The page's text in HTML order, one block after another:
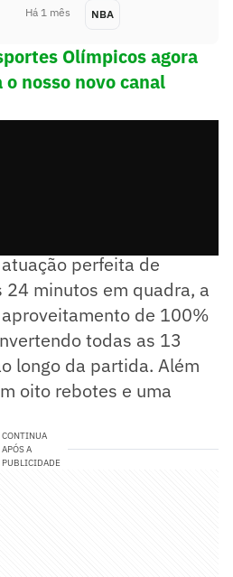
Há 1 mês NBA
Olímpicos agora
nosso novo canal
perfeita de
24 minutos em quadra, a
de 100%
todas as 13
longo da partida. Além
oito rebotes e uma
CONTINUA
APÓS A
PUBLICIDADE